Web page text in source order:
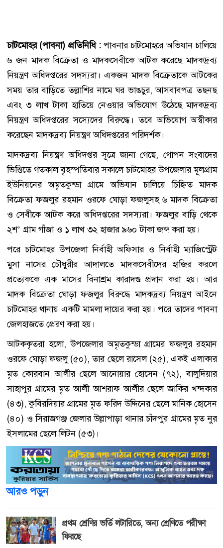
চাটমোহর (পাবনা) প্রতিনিধি :পাবনার চাটমোহরে অভিযান চালিয়ে
৬ জন মাদক বিক্রেতা ও মাদকসেবীকে আটক করেছে মাদকদ্রব্য
নিয়ন্ত্রণ অধিদপ্তরের সদস্যরা। একজন মাদক বিক্রেতাকে আটকের
সময় তার বাড়িতে তল্লাশির নামে ঘর ভাঙচুর, আসবাবপত্র তছনছ
এবং ৩ লাখ টাকা হাতিয়ে নেওয়ার অভিযোগ উঠেছে মাদকদ্রব্য
নিয়ন্ত্রণ অধিদপ্তরের সস্যেদের বিরুদ্ধে। তবে অভিযোগ অস্বীকার
করেছেন মাদকদ্রব্য নিয়ন্ত্রণ অধিদপ্তরের পরিদর্শক।
মাদকদ্রব্য নিয়ন্ত্রণ অধিদপ্তর সূত্রে জানা গেছে, গোপন সংবাদের
ভিত্তিতে গতকাল বৃহস্পতিবার সকালে চাটমোহর উপজেলার মূলগ্রাম
ইউনিয়নের অমৃতকুন্ডা গ্রামে অভিযান চালিয়ে চিহ্নিত মাদক
বিক্রেতা ফজলুর রহমান ওরফে ঘোড়া ফজলুসহ ৬ মাদক বিক্রেতা
ও সেবীকে আটক করে অধিদপ্তরের সদস্যরা। ফজলুর বাড়ি থেকে
২শ’ গ্রাম গাঁজা ও ১ লাখ ৩২ হাজার ৯৬০ টাকা জব্দ করা হয়।
পরে চাটমোহর উপজেলা নির্বাহী অফিসার ও নির্বাহী ম্যাজিস্ট্রেট
মুসা নাসের চৌধুরীর আদালতে মাদকসেবীদের হাজির করলে
প্রত্যেককে এক মাসের বিনাশ্রম কারাদণ্ড প্রদান করা হয়। আর
মাদক বিক্রেতা ঘোড়া ফজলুর বিরুদ্ধে মাদকদ্রব্য নিয়ন্ত্রণ আইনে
চাটমোহর থানায় একটি মামলা দায়ের করা হয়। পরে তাদের পাবনা
জেলহাজতে প্রেরণ করা হয়।
আটককৃতরা হলো, উপজেলার অমৃতকুন্ডা গ্রামের ফজলুর রহমান
ওরফে ঘোড়া ফজলু (৫০), তার ছেলে রাসেল (২৫), একই এলাকার
মৃত কোরবান আলীর ছেলে আনোয়ার হোসেন (৭২), বালুদিয়ার
সাহাপুর গ্রামের মৃত আলী আশরাফ আলীর ছেলে জাকির খন্দকার
(৪৩), কুবিরদিয়ার গ্রামের মৃত ফরিদ উদ্দিনের ছেলে মানিক হোসেন
(৪০) ও সিরাজগঞ্জ জেলার উল্লাপাড়া থানার চাঁদপুর গ্রামের মৃত নুর
ইসলামের ছেলে লিটন (৫৩)।
আরও পড়ুন
প্রথম শ্রেণির ভর্তি লটারিতে, অন্য শ্রেণিতে পরীক্ষা
ফিরছে